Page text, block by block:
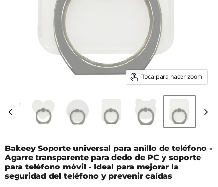
Toca para hacer zoom
Bakeey Soporte universal para anillo de teléfono -
Agarre transparente para dedo de PC y soporte
para teléfono móvil - Ideal para mejorar la
seguridad del teléfono y prevenir caídas